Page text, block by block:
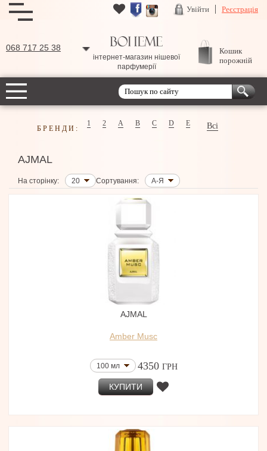
Увійти Реєстрація
068 717 25 38
інтернет-магазин нішевої
парфумерії
Кошик
порожній
БРЕНДИ:
1 2 A B C D E Всі
AJMAL
На сторінку: 20 Сортування: А-Я
AJMAL
Amber Musc
100 мл 4350 ГРН
КУПИТИ